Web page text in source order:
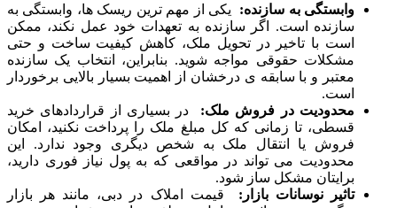
وابستگی به سازنده:
یکی از مهم ترین ریسک ها، وابستگی به
سازنده است. اگر سازنده به تعهدات خود عمل نکند، ممکن
است با تاخیر در تحویل ملک، کاهش کیفیت ساخت و حتی
مشکلات حقوقی مواجه شوید. بنابراین، انتخاب یک سازنده
معتبر و با سابقه ی درخشان از اهمیت بسیار بالایی برخوردار
است.
محدودیت در فروش ملک:
در بسیاری از قراردادهای خرید
قسطی، تا زمانی که کل مبلغ ملک را پرداخت نکنید، امکان
فروش یا انتقال ملک به شخص دیگری وجود ندارد. این
محدودیت می تواند در مواقعی که به پول نیاز فوری دارید،
برایتان مشکل ساز شود.
تاثیر نوسانات بازار:
قیمت املاک در دبی، مانند هر بازار